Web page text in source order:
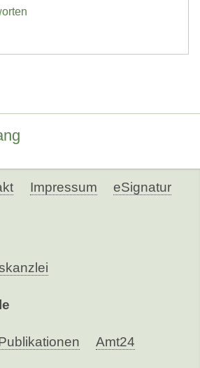
Impressum eSignatur
Amt24